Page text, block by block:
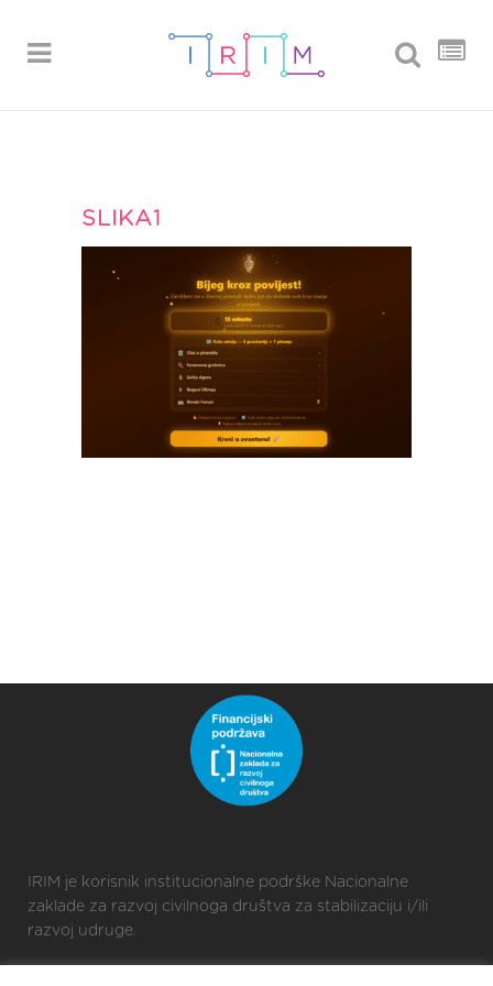
SLIKA1
IRIM je korisnik institucionalne podrške Nacionalne
zaklade za razvoj civilnoga društva za stabilizaciju i/ili
razvoj udruge.